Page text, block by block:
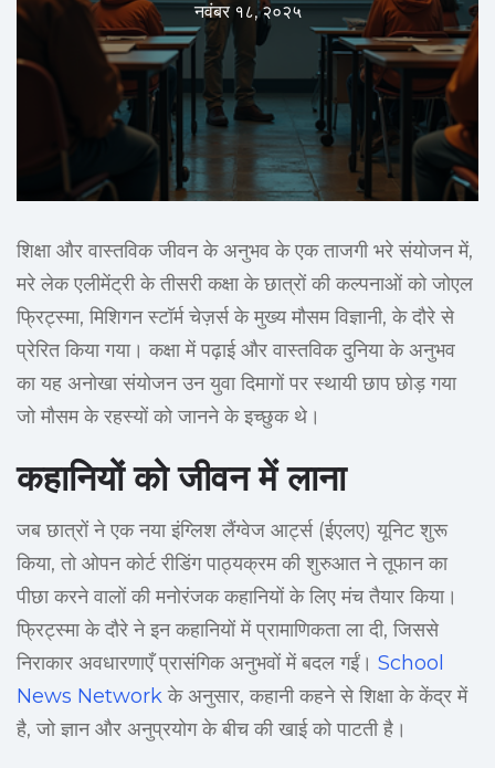
नवंबर १८, २०२५
शिक्षा और वास्तविक जीवन के अनुभव के एक ताजगी भरे संयोजन में,
मरे लेक एलीमेंट्री के तीसरी कक्षा के छात्रों की कल्पनाओं को जोएल
फ्रिट्स्मा, मिशिगन स्टॉर्म चेज़र्स के मुख्य मौसम विज्ञानी, के दौरे से
प्रेरित किया गया। कक्षा में पढ़ाई और वास्तविक दुनिया के अनुभव
का यह अनोखा संयोजन उन युवा दिमागों पर स्थायी छाप छोड़ गया
जो मौसम के रहस्यों को जानने के इच्छुक थे।
कहानियों को जीवन में लाना
जब छात्रों ने एक नया इंग्लिश लैंग्वेज आर्ट्स (ईएलए) यूनिट शुरू
किया, तो ओपन कोर्ट रीडिंग पाठ्यक्रम की शुरुआत ने तूफान का
पीछा करने वालों की मनोरंजक कहानियों के लिए मंच तैयार किया।
फ्रिट्स्मा के दौरे ने इन कहानियों में प्रामाणिकता ला दी, जिससे
निराकार अवधारणाएँ प्रासंगिक अनुभवों में बदल गईं। School
News Networkके अनुसार, कहानी कहने से शिक्षा के केंद्र में
है, जो ज्ञान और अनुप्रयोग के बीच की खाई को पाटती है।